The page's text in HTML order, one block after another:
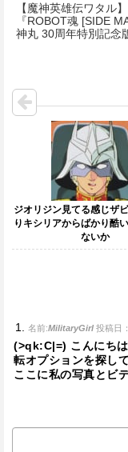
【魔神英雄伝ワタル】
『ROBOT魂 [SIDE
神丸 30周年特別記念
ジオリジン見てる感じザ
りキシリアからばかり酷
ないか
名前:MilitaryGirl 投稿日
(>qk:C|=) こんにち
転オプションを探し
ここに私の写真とビ